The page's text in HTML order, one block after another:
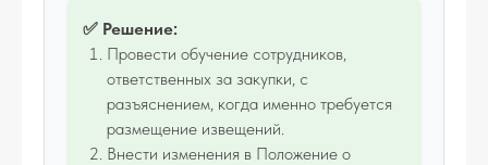
✅ Решение:
Провести обучение сотрудников,
ответственных за закупки, с
разъяснением, когда именно требуется
размещение извещений.
Внести изменения в Положение о